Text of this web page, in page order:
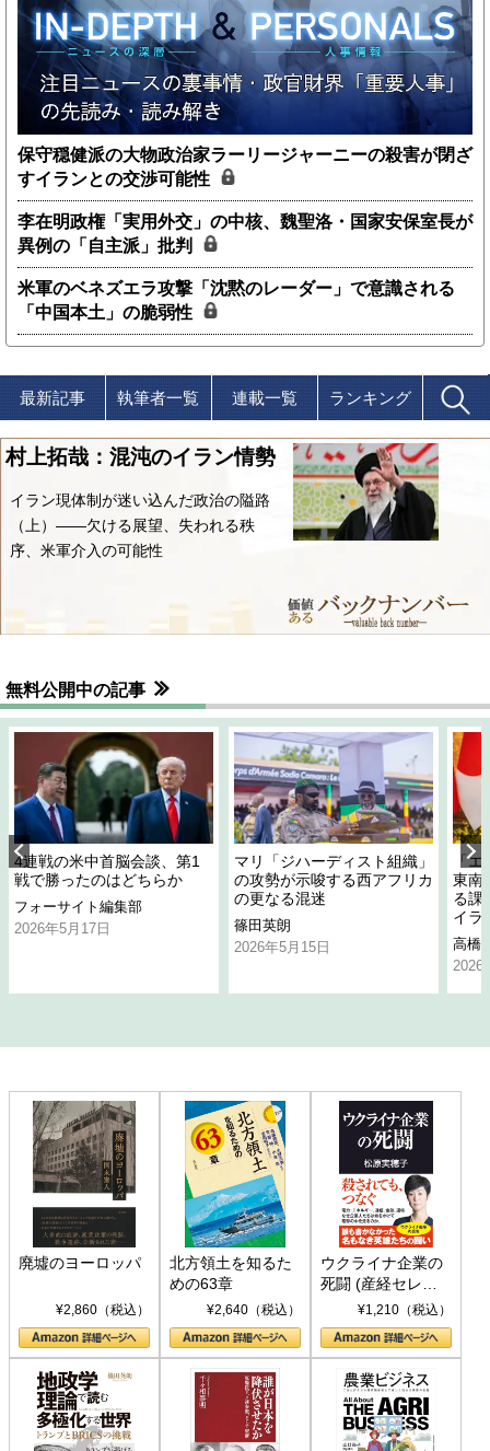
保守穏健派の大物政治家ラーリージャーニーの殺害が閉ざ
すイランとの交渉可能性
李在明政権「実用外交」の中核、魏聖洛・国家安保室長が
異例の「自主派」批判
米軍のベネズエラ攻撃「沈黙のレーダー」で意識される
「中国本土」の脆弱性
最新記事 執筆者一覧 連載一覧 ランキング
村上拓哉：混沌のイラン情勢
イラン現体制が迷い込んだ政治の隘路
（上）――欠ける展望、失われる秩
序、米軍介入の可能性
無料公開中の記事
4連戦の米中首脳会談、第1
戦で勝ったのはどちらか
フォーサイト編集部
2026年5月17日
マリ「ジハーディスト組織」
の攻勢が示唆する西アフリカ
の更なる混迷
篠田英朗
2026年5月15日
「
東南
る課
イラ
高橋
2026
廃墟のヨーロッパ
¥2,860（税込）
北方領土を知るた
めの63章
¥2,640（税込）
ウクライナ企業の
死闘 (産経セレク
ト S 039)¥1,210（税込）